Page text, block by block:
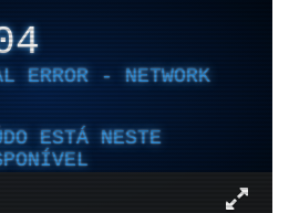
ERROR - NETWORK
ESTÁ NESTE